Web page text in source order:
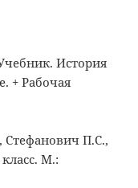
История
+ Рабочая
П.С.,
М.: